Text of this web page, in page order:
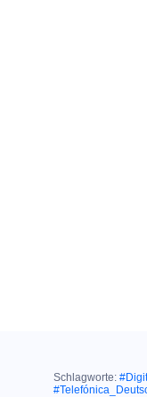
Schlagworte: